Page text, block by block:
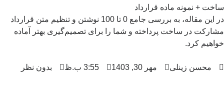
ساخت + نمونه ماده قرارداد
در این مقاله، به بررسی جامع 0 تا 100 نوشتن و تنظیم متن قرارداد
مشارکت در ساخت پرداخته و شما را برای تصمیم‌گیری بهتر آماده
خواهیم کرد.
محسن زینلی مهر 30, 1403 3:55 ب.ظ بدون نظر